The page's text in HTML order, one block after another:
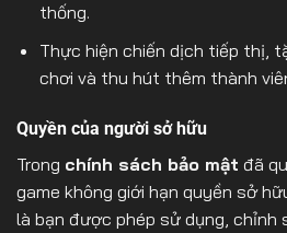
thống.
Thực hiện chiến dịch tiếp thị,
chơi và thu hút thêm thành
Quyền của người sở hữu
Trong chính sách bảo mật đã
game không giới hạn quyền sở
là bạn được phép sử dụng, chỉnh